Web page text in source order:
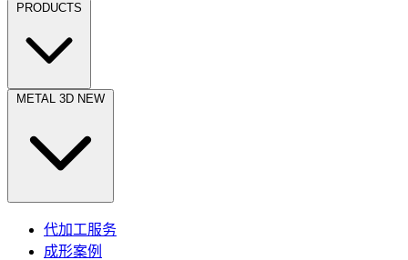
9/30–10/1 福冈
PRODUCTS
METAL 3D NEW
代加工服务
成形案例